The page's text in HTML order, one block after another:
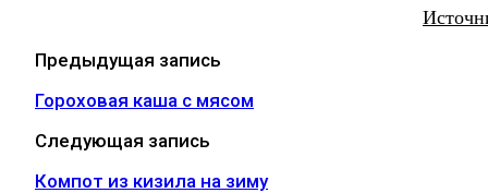
Предыдущая запись
Гороховая каша с мясом
Следующая запись
Компот из кизила на зиму